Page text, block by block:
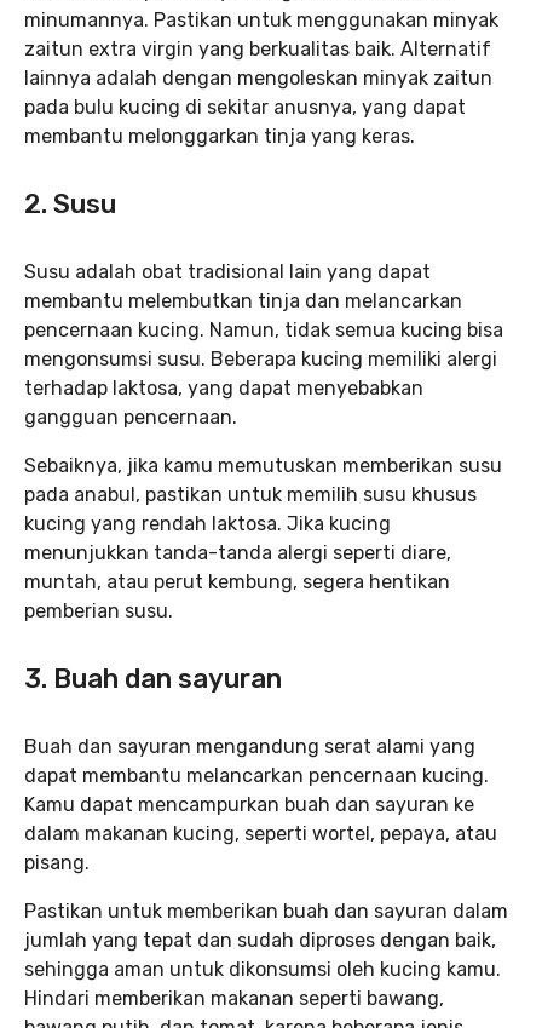
minumannya. Pastikan untuk menggunakan minyak
zaitun extra virgin yang berkualitas baik. Alternatif
lainnya adalah dengan mengoleskan minyak zaitun
pada bulu kucing di sekitar anusnya, yang dapat
membantu melonggarkan tinja yang keras.
2. Susu
Susu adalah obat tradisional lain yang dapat
membantu melembutkan tinja dan melancarkan
pencernaan kucing. Namun, tidak semua kucing bisa
mengonsumsi susu. Beberapa kucing memiliki alergi
terhadap laktosa, yang dapat menyebabkan
gangguan pencernaan.
Sebaiknya, jika kamu memutuskan memberikan susu
pada anabul, pastikan untuk memilih susu khusus
kucing yang rendah laktosa. Jika kucing
menunjukkan tanda-tanda alergi seperti diare,
muntah, atau perut kembung, segera hentikan
pemberian susu.
3. Buah dan sayuran
Buah dan sayuran mengandung serat alami yang
dapat membantu melancarkan pencernaan kucing.
Kamu dapat mencampurkan buah dan sayuran ke
dalam makanan kucing, seperti wortel, pepaya, atau
pisang.
Pastikan untuk memberikan buah dan sayuran dalam
jumlah yang tepat dan sudah diproses dengan baik,
sehingga aman untuk dikonsumsi oleh kucing kamu.
Hindari memberikan makanan seperti bawang,